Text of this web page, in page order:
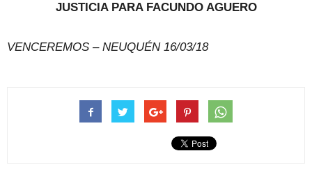
JUSTICIA PARA FACUNDO AGUERO
VENCEREMOS – NEUQUÉN 16/03/18